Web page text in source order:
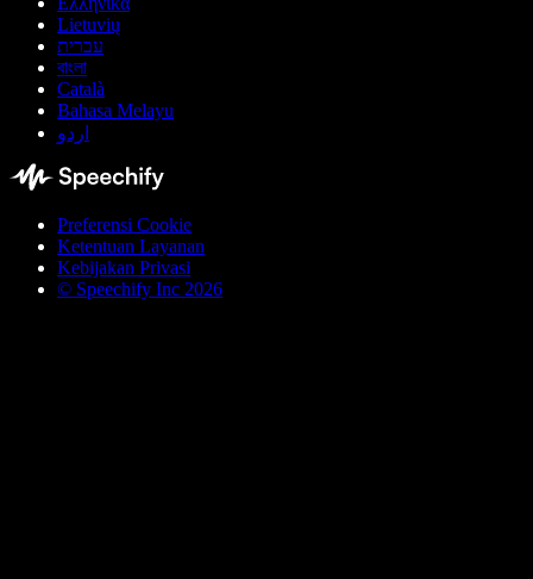
Lietuvių
עברית
বাংলা
Català
Bahasa Melayu
اردو
Preferensi Cookie
Ketentuan Layanan
Kebijakan Privasi
© Speechify Inc 2026